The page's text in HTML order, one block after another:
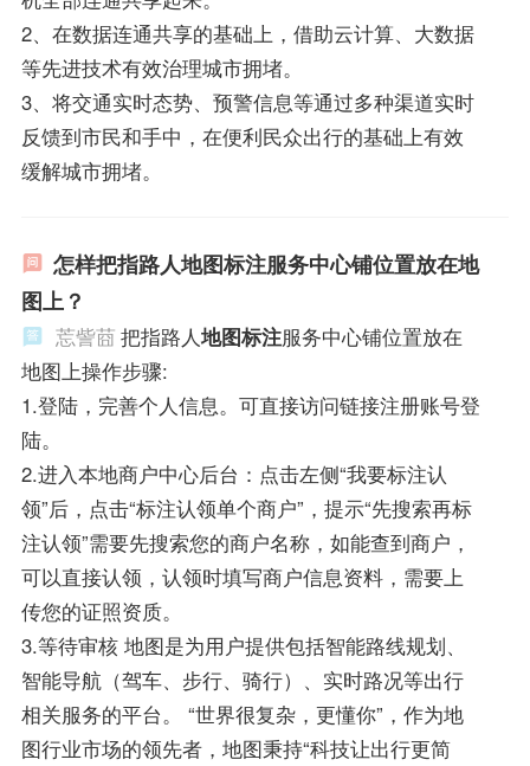
2、在数据连通共享的基础上，借助云计算、大数据
等先进技术有效治理城市拥堵。
3、将交通实时态势、预警信息等通过多种渠道实时
反馈到市民和手中，在便利民众出行的基础上有效
缓解城市拥堵。
怎样把指路人地图标注服务中心铺位置放在地
图上？
莣訾莔 把指路人地图标注服务中心铺位置放在
地图上操作步骤:
1.登陆，完善个人信息。可直接访问链接注册账号登
陆。
2.进入本地商户中心后台：点击左侧“我要标注认
领”后，点击“标注认领单个商户”，提示“先搜索再标
注认领”需要先搜索您的商户名称，如能查到商户，
可以直接认领，认领时填写商户信息资料，需要上
传您的证照资质。
3.等待审核 地图是为用户提供包括智能路线规划、
智能导航（驾车、步行、骑行）、实时路况等出行
相关服务的平台。 “世界很复杂，更懂你”，作为地
图行业市场的领先者，地图秉持“科技让出行更简